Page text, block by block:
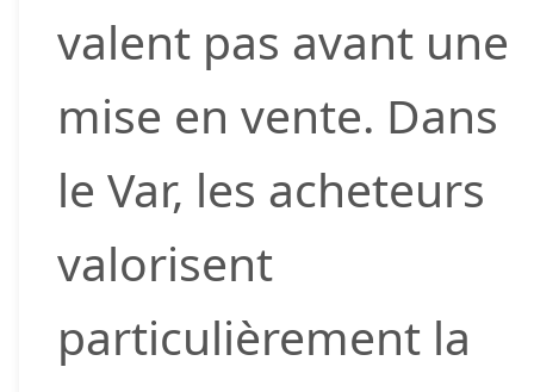
valent pas avant une
mise en vente. Dans
le Var, les acheteurs
valorisent
particulièrement la